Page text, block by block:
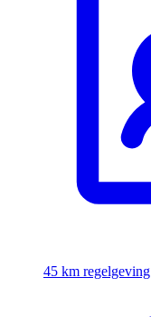
45 km regelgeving